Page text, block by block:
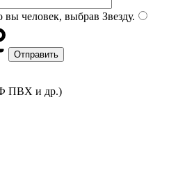
вы человек, выбрав Звезду.
ПВХ и др.)